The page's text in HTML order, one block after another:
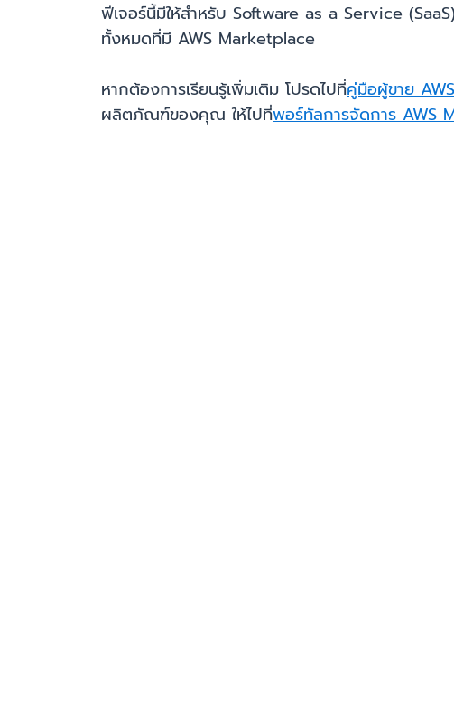
ฟีเจอร์นี้มีให้สำหรับ Software as a Service
ทั้งหมดที่มี AWS Marketplace
หากต้องการเรียนรู้เพิ่มเติม โปรดไปที่คู่มือผู้ขาย
ผลิตภัณฑ์ของคุณ ให้ไปที่พอร์ทัลการจัดการ AWS